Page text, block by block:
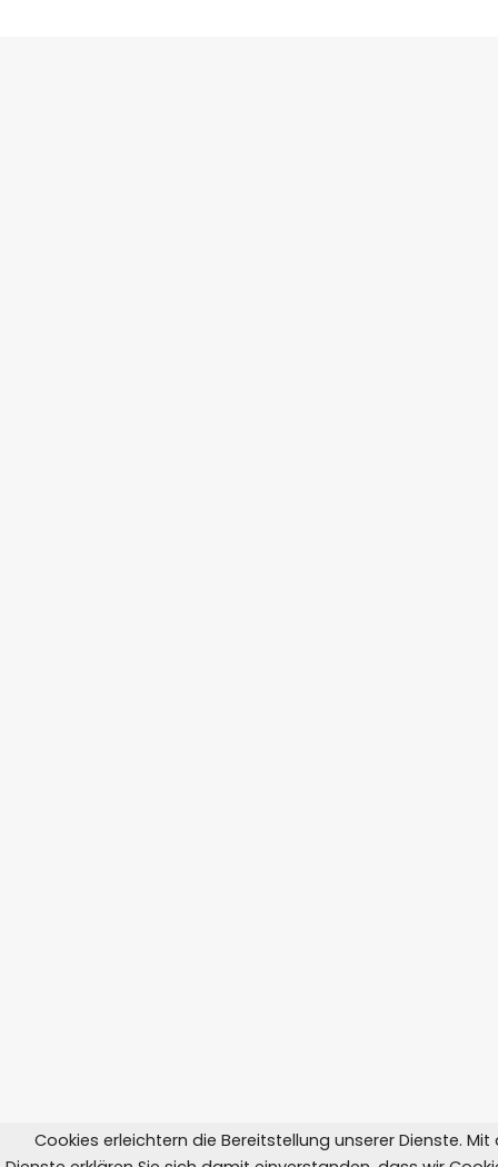
Cookies erleichtern die Bereitstellung unserer Dienste. Mit